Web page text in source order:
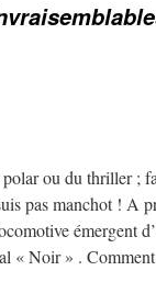
ou du thriller ;
pas manchot ! A
émergent
« Noir » .